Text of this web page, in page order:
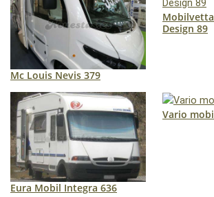
Mc Louis Nevis 379
Design 89
Eura Mobil Integra 636
Vario